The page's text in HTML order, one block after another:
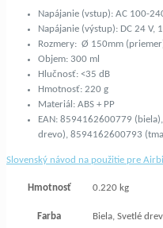
Napájanie (vstup): AC 100-
Napájanie (výstup): DC 24 V,
Rozmery: Ø 150mm
Objem: 300 ml
Hlučnosť: <35 dB
Hmotnosť: 220 g
Materiál: ABS + PP
EAN: 8594162600779
drevo), 8594162600793
Slovenský návod na použitie pre Airbi
Hmotnosť 0.220 kg
Farba Biela, Svetlé